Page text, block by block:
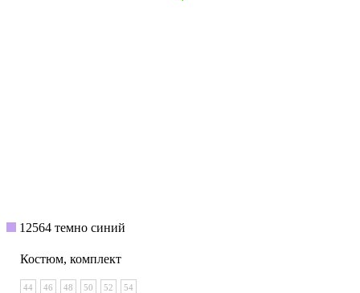
12564 темно синий
Костюм, комплект
44 46 48 50 52 54